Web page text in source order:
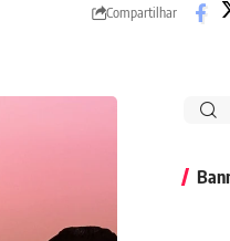
Compartilhar